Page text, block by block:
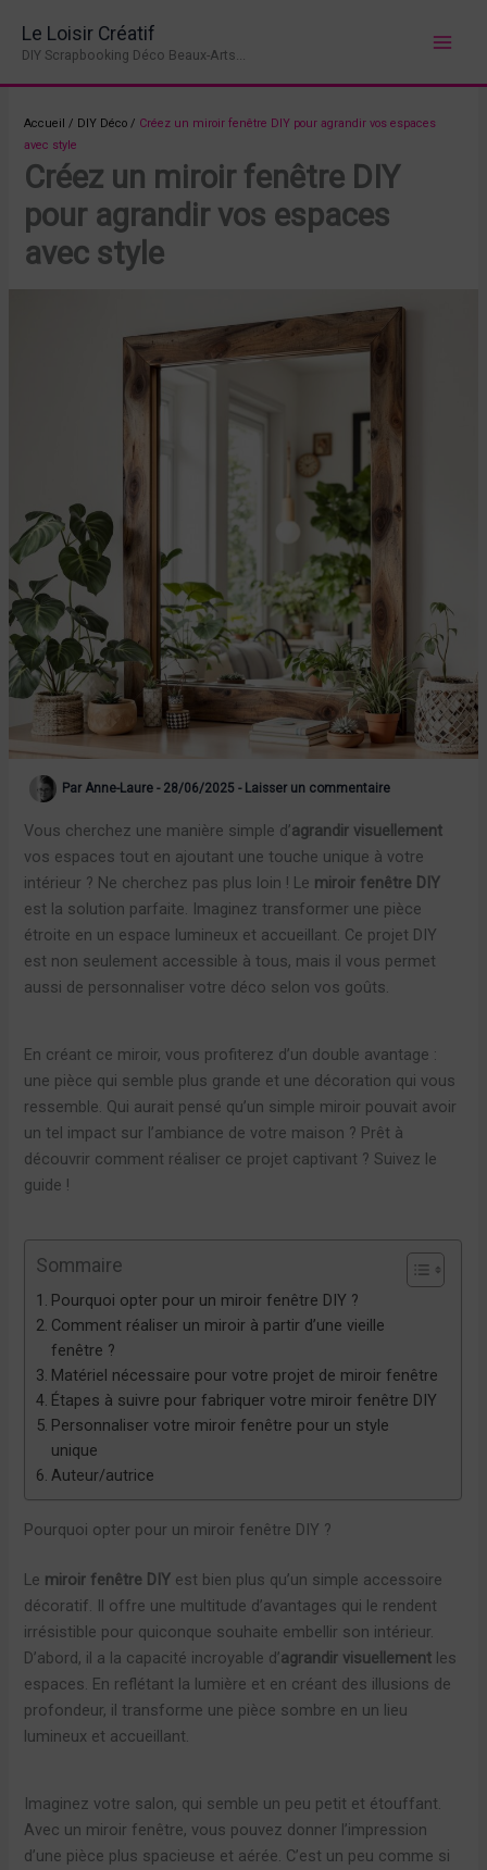
contenu
Le Loisir Créatif
DIY Scrapbooking Déco Beaux-Arts...
Accueil / DIY Déco / Créez un miroir fenêtre DIY pour agrandir vos espaces
avec style
Créez un miroir fenêtre DIY
pour agrandir vos espaces
avec style
Par Anne-Laure- 28/06/2025- Laisser un commentaire
Vous cherchez une manière simple d’agrandir visuellement
vos espaces tout en ajoutant une touche unique à votre
intérieur ? Ne cherchez pas plus loin ! Le miroir fenêtre DIY
est la solution parfaite. Imaginez transformer une pièce
étroite en un espace lumineux et accueillant. Ce projet DIY
est non seulement accessible à tous, mais il vous permet
aussi de personnaliser votre déco selon vos goûts.
En créant ce miroir, vous profiterez d’un double avantage :
une pièce qui semble plus grande et une décoration qui vous
ressemble. Qui aurait pensé qu’un simple miroir pouvait avoir
un tel impact sur l’ambiance de votre maison ? Prêt à
découvrir comment réaliser ce projet captivant ? Suivez le
guide !
Sommaire
Pourquoi opter pour un miroir fenêtre DIY ?
Comment réaliser un miroir à partir d’une vieille
fenêtre ?
Matériel nécessaire pour votre projet de miroir fenêtre
Étapes à suivre pour fabriquer votre miroir fenêtre DIY
Personnaliser votre miroir fenêtre pour un style
unique
Auteur/autrice
Pourquoi opter pour un miroir fenêtre DIY ?
Le miroir fenêtre DIY est bien plus qu’un simple accessoire
décoratif. Il offre une multitude d’avantages qui le rendent
irrésistible pour quiconque souhaite embellir son intérieur.
D’abord, il a la capacité incroyable d’agrandir visuellement les
espaces. En reflétant la lumière et en créant des illusions de
profondeur, il transforme une pièce sombre en un lieu
lumineux et accueillant.
Imaginez votre salon, qui semble un peu petit et étouffant.
Avec un miroir fenêtre, vous pouvez donner l’impression
d’une pièce plus spacieuse et aérée. C’est un peu comme si